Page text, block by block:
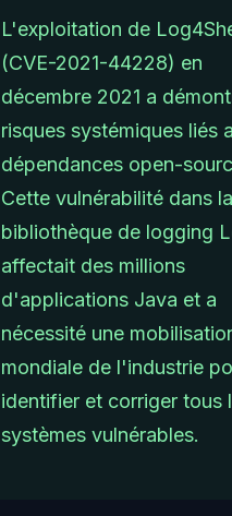
L'exploitation de
(CVE-2021-44228) en
décembre 2021 a
risques systémiques liés
dépendances open-
Cette vulnérabilité dans la
bibliothèque de logging
affectait des millions
d'applications Java et a
nécessité une
mondiale de l'industrie
identifier et corriger tous
systèmes vulnérables.